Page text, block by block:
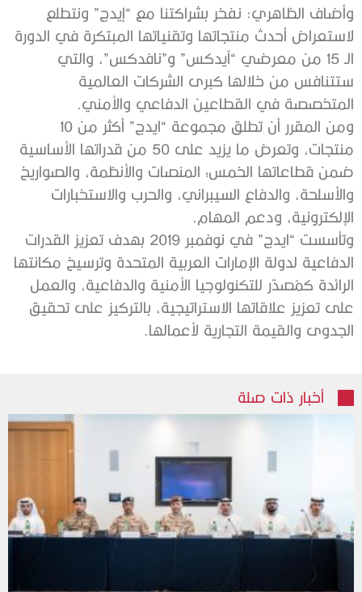
وأضاف الظاهري: نفخر بشراكتنا مع “إيدج” ونتطلع
لاستعراض أحدث منتجاتها وتقنياتها المبتكرة في الدورة
الـ 15 من معرضي “آيدكس” و”نافدكس”، والتي
ستتنافس من خلالها كبرى الشركات العالمية
المتخصصة في القطاعين الدفاعي والأمني.
ومن المقرر أن تطلق مجموعة “ايدج” أكثر من 10
منتجات، وتعرض ما يزيد على 50 من قدراتها الأساسية
ضمن قطاعاتها الخمس؛ المنصات والأنظمة، والصواريخ
والأسلحة، والدفاع السيبراني، والحرب والاستخبارات
الإلكترونية، ودعم المهام.
وتأسست “ايدج” في نوفمبر 2019 بهدف تعزيز القدرات
الدفاعية لدولة الإمارات العربية المتحدة وترسيخ مكانتها
الرائدة كمُصدّر للتكنولوجيا الأمنية والدفاعية، والعمل
على تعزيز علاقاتها الاستراتيجية، بالتركيز على تحقيق
الجدوى والقيمة التجارية لأعمالها.
أخبار ذات صلة